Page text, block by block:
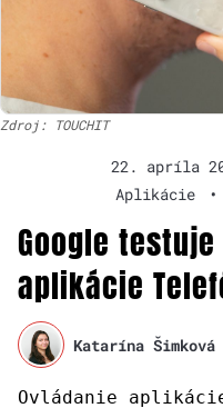
Zdroj: TOUCHIT
22. apríla
Aplikácie
•
Google
aplikácie
Katarína Šimková
Ovládanie